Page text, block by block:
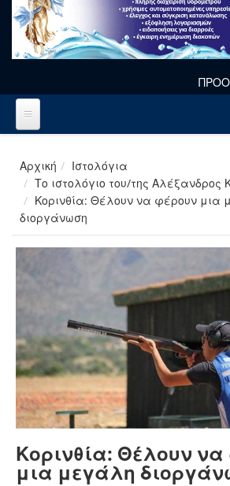
Αρχική
Ιστολόγια
Το ιστολόγιο του/της Αλέξανδρος
Κορινθία: Θέλουν να φέρουν μια
διοργάνωση
Κορινθία: Θέλουν
μια μεγάλη